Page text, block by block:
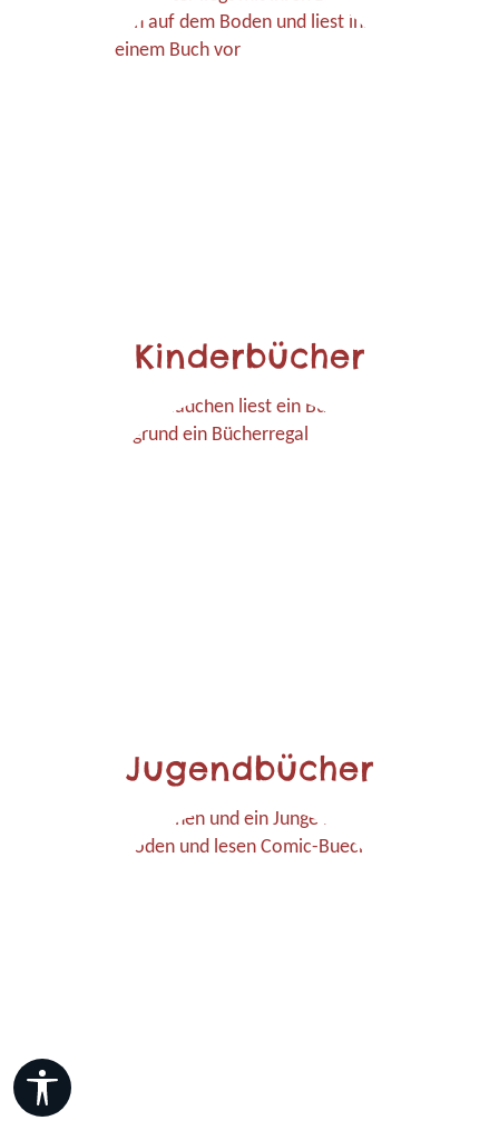
Kinderbücher
Jugendbücher
Werkzeugleiste anzeigen